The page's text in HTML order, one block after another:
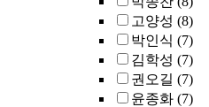
고양성 (8)
박인식 (7)
김학성 (7)
권오길 (7)
윤종화 (7)